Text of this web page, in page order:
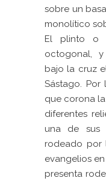
sobre un
monolítico
El plinto o
octogonal,
bajo la cruz
Sástago.
que corona
diferentes
una de sus
rodeado por
evangelios
presenta